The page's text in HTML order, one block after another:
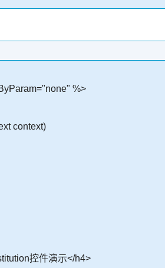
%>
context)
控件演示</h4>